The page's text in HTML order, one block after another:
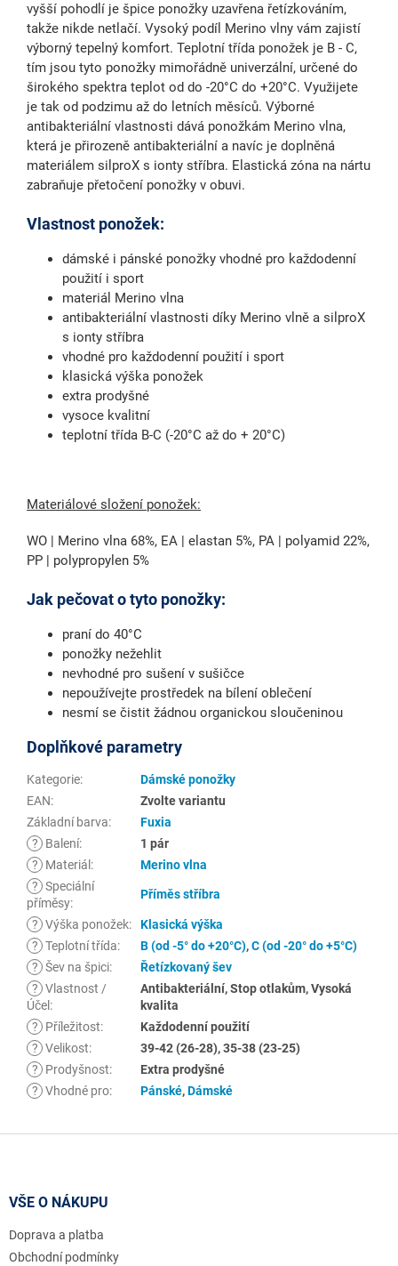
vyšší pohodlí je špice ponožky uzavřena řetízkováním,
takže nikde netlačí. Vysoký podíl Merino vlny vám zajistí
výborný tepelný komfort. Teplotní třída ponožek je B - C,
tím jsou tyto ponožky mimořádně univerzální, určené do
širokého spektra teplot od do -20°C do +20°C. Využijete
je tak od podzimu až do letních měsíců. Výborné
antibakteriální vlastnosti dává ponožkám Merino vlna,
která je přirozeně antibakteriální a navíc je doplněná
materiálem silproX s ionty stříbra. Elastická zóna na nártu
zabraňuje přetočení ponožky v obuvi.
Vlastnost ponožek:
dámské i pánské ponožky vhodné pro každodenní
použití i sport
materiál Merino vlna
antibakteriální vlastnosti díky Merino vlně a silproX
s ionty stříbra
vhodné pro každodenní použití i sport
klasická výška ponožek
extra prodyšné
vysoce kvalitní
teplotní třída B-C (-20°C až do + 20°C)
Materiálové složení ponožek:
WO | Merino vlna 68%, EA | elastan 5%, PA | polyamid 22%,
PP | polypropylen 5%
Jak pečovat o tyto ponožky:
praní do 40°C
ponožky nežehlit
nevhodné pro sušení v sušičce
nepoužívejte prostředek na bílení oblečení
nesmí se čistit žádnou organickou sloučeninou
Doplňkové parametry
Kategorie:
Dámské ponožky
EAN:
Zvolte variantu
Základní barva:
Fuxia
?
Balení:
1 pár
?
Materiál :
Merino vlna
? Speciální
příměsy:
Příměs stříbra
? Výška ponožek:
Klasická výška
? Teplotní třída: B (od -5° do +20°C),C (od -20° do +5°C)
? Šev na špici:
Řetízkovaný šev
? Vlastnost /
Účel :
Antibakteriální, Stop otlakům, Vysoká
kvalita
?
Příležitost:
Každodenní použití
? Velikost:
39-42 (26-28), 35-38 (23-25)
?
Prodyšnost:
Extra prodyšné
? Vhodné pro: Pánské,Dámské
VŠE O NÁKUPU
Doprava a platba
Obchodní podmínky